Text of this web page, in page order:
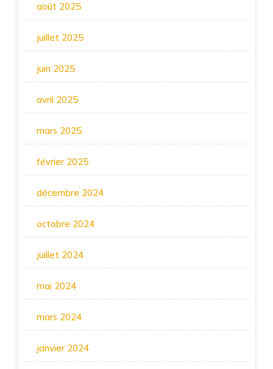
août 2025
juillet 2025
juin 2025
avril 2025
mars 2025
février 2025
décembre 2024
octobre 2024
juillet 2024
mai 2024
mars 2024
janvier 2024